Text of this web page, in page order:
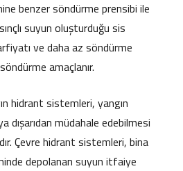
benzer söndürme prensibi ile
suyun oluşturduğu sis
ve daha az söndürme
amaçlanır.
hidrant sistemleri, yangın
dışarıdan müdahale edebilmesi
Çevre hidrant sistemleri, bina
depolanan suyun itfaiye